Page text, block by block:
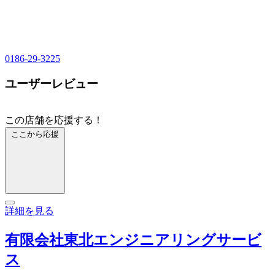
0186-29-3225
ユーザーレビュー
この店舗を応援する！
ここから応援
詳細を見る
有限会社東北エンジニアリングサービ
ス